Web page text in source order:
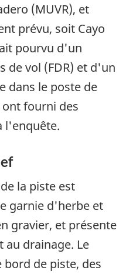
(MUVR), et
prévu, soit Cayo
pourvu d'un
de vol (FDR) et d'un
dans le poste de
ont fourni des
l'enquête.
la piste est
garnie d'herbe et
gravier, et présente
au drainage. Le
bord de piste, des